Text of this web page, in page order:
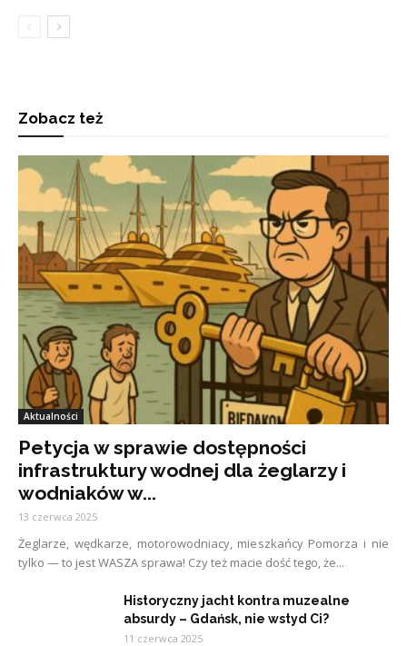
Zobacz też
Aktualności
Petycja w sprawie dostępności
infrastruktury wodnej dla żeglarzy i
wodniaków w...
13 czerwca 2025
Żeglarze, wędkarze, motorowodniacy, mieszkańcy Pomorza i nie
tylko — to jest WASZA sprawa! Czy też macie dość tego, że...
Historyczny jacht kontra muzealne
absurdy – Gdańsk, nie wstyd Ci?
11 czerwca 2025